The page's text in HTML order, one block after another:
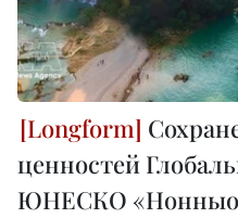
ценностей
ЮНЕСКО